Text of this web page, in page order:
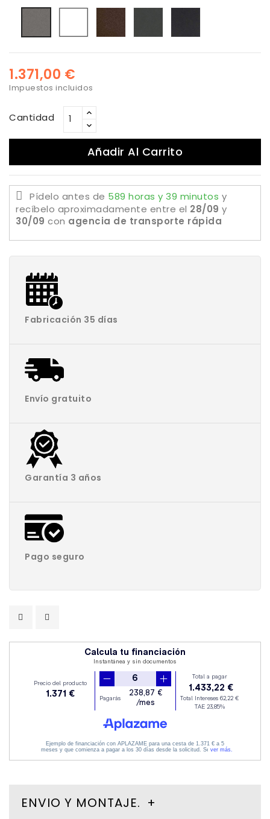
1.371,00 €
Impuestos incluidos
Cantidad
Añadir Al Carrito
Pídelo antes de 589 horas y 39 minutos y
recíbelo aproximadamente entre el 28/09 y
30/09 con agencia de transporte rápida
Fabricación 35 días
Envío gratuito
Garantía 3 años
Pago seguro
ENVIO Y MONTAJE.